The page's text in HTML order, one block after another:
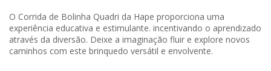
O Corrida de Bolinha Quadri da Hape proporciona uma
experiência educativa e estimulante. incentivando o aprendizado
através da diversão. Deixe a imaginação fluir e explore novos
caminhos com este brinquedo versátil e envolvente.